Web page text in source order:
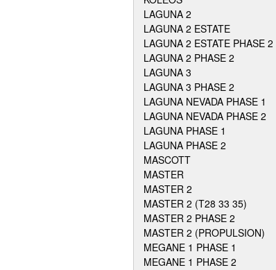
LAGUNA 2
LAGUNA 2 ESTATE
LAGUNA 2 ESTATE PHASE 2
LAGUNA 2 PHASE 2
LAGUNA 3
LAGUNA 3 PHASE 2
LAGUNA NEVADA PHASE 1
LAGUNA NEVADA PHASE 2
LAGUNA PHASE 1
LAGUNA PHASE 2
MASCOTT
MASTER
MASTER 2
MASTER 2 (T28 33 35)
MASTER 2 PHASE 2
MASTER 2 (PROPULSION)
MEGANE 1 PHASE 1
MEGANE 1 PHASE 2